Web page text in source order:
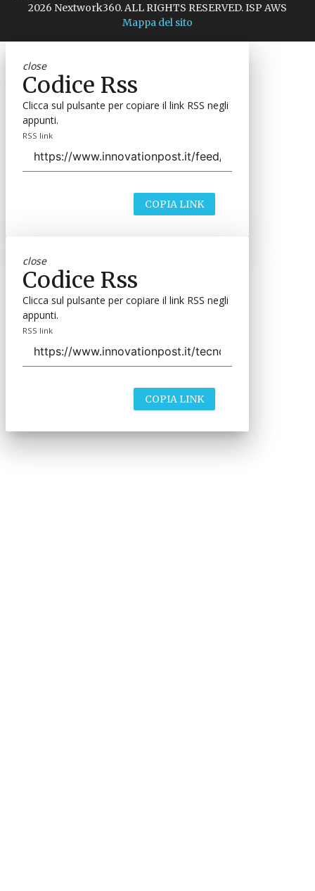
2026 Nextwork360. ALL RIGHTS RESERVED. ISP AWS
Mappa del sito
close
Codice Rss
Clicca sul pulsante per copiare il link RSS negli
appunti.
RSS link
COPIA LINK
close
Codice Rss
Clicca sul pulsante per copiare il link RSS negli
appunti.
RSS link
COPIA LINK